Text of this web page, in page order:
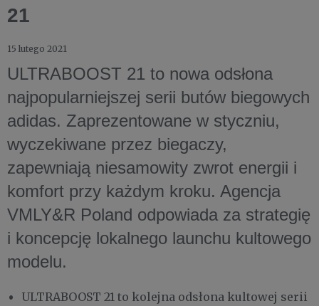
21
15 lutego 2021
ULTRABOOST 21 to nowa odsłona
najpopularniejszej serii butów biegowych
adidas. Zaprezentowane w styczniu,
wyczekiwane przez biegaczy,
zapewniają niesamowity zwrot energii i
komfort przy każdym kroku. Agencja
VMLY&R Poland odpowiada za strategię
i koncepcję lokalnego launchu kultowego
modelu.
ULTRABOOST 21 to kolejna odsłona kultowej serii